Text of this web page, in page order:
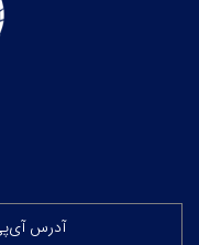
آدرس